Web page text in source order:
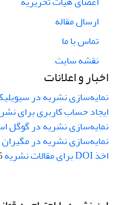
ارسال مقاله
تماس با ما
نقشه سایت
اخبار و اعلانات
نمایه‌سازی نشریه در
ایجاد حساب کاربری برای
نمایه‌سازی نشریه در گوگل
نمایه‌سازی نشریه در مگیران
اخذ DOI برای مقالات نشریه